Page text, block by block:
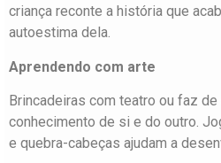
criança reconte a história que
autoestima dela.
Aprendendo com arte
Brincadeiras com teatro ou faz
conhecimento de si e do outro.
e quebra-cabeças ajudam a